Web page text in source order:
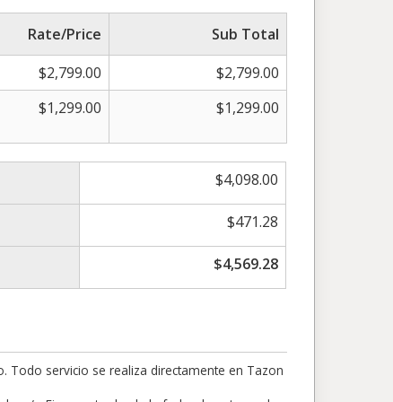
Rate/Price
Sub Total
$2,799.00 $2,799.00
$1,299.00 $1,299.00
$4,098.00
$471.28
$4,569.28
Todo servicio se realiza directamente en Tazon